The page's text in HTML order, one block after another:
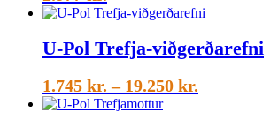
U-Pol Trefja-viðgerðarefni
1.745 kr. – 19.250 kr.